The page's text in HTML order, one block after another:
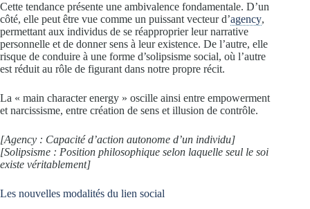
Cette tendance présente une ambivalence fondamentale. D’un
côté, elle peut être vue comme un puissant vecteur d’agency,
permettant aux individus de se réapproprier leur narrative
personnelle et de donner sens à leur existence. De l’autre, elle
risque de conduire à une forme d’solipsisme social, où l’autre
est réduit au rôle de figurant dans notre propre récit.
La « main character energy » oscille ainsi entre empowerment
et narcissisme, entre création de sens et illusion de contrôle.
[Agency : Capacité d’action autonome d’un individu]
[Solipsisme : Position philosophique selon laquelle seul le soi
existe véritablement]
Les nouvelles modalités du lien social